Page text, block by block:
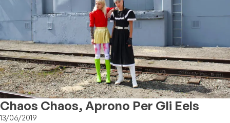
Chaos Chaos, Aprono Per Gli Eels
13/06/2019